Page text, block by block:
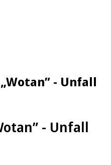
- Unfall
- Unfall